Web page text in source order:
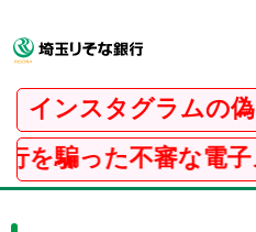
インスタグラムの偽
騙った不審な電子